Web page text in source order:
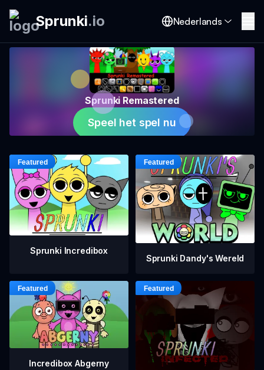
Sprunki.io Nederlands
Sprunki Remastered
Speel het spel nu
Sprunki Incredibox
Sprunki Dandy's Wereld
Incredibox Abgerny